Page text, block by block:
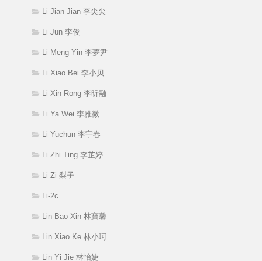
Li Jian Jian 李尖尖
Li Jun 李俊
Li Meng Yin 李夢尹
Li Xiao Bei 李小贝
Li Xin Rong 李昕融
Li Ya Wei 李雅微
Li Yuchun 李宇春
Li Zhi Ting 李芷婷
Li Zi 梨子
Li-2c
Lin Bao Xin 林寶馨
Lin Xiao Ke 林小珂
Lin Yi Jie 林怡婕